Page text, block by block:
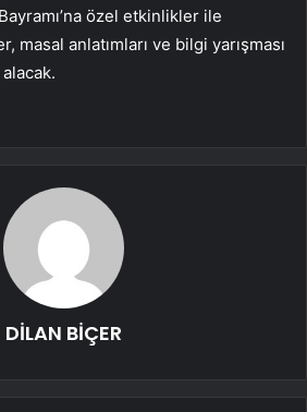
özel etkinlikler ile
masal anlatımları ve bilgi yarışması
DİLAN BİÇER